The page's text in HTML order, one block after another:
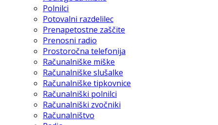
Polnilci
Potovalni razdelilec
Prenapetostne zaščite
Prenosni radio
Prostoročna telefonija
Računalniške miške
Računalniške slušalke
Računalniške tipkovnice
Računalniški polnilci
Računalniški zvočniki
Računalništvo